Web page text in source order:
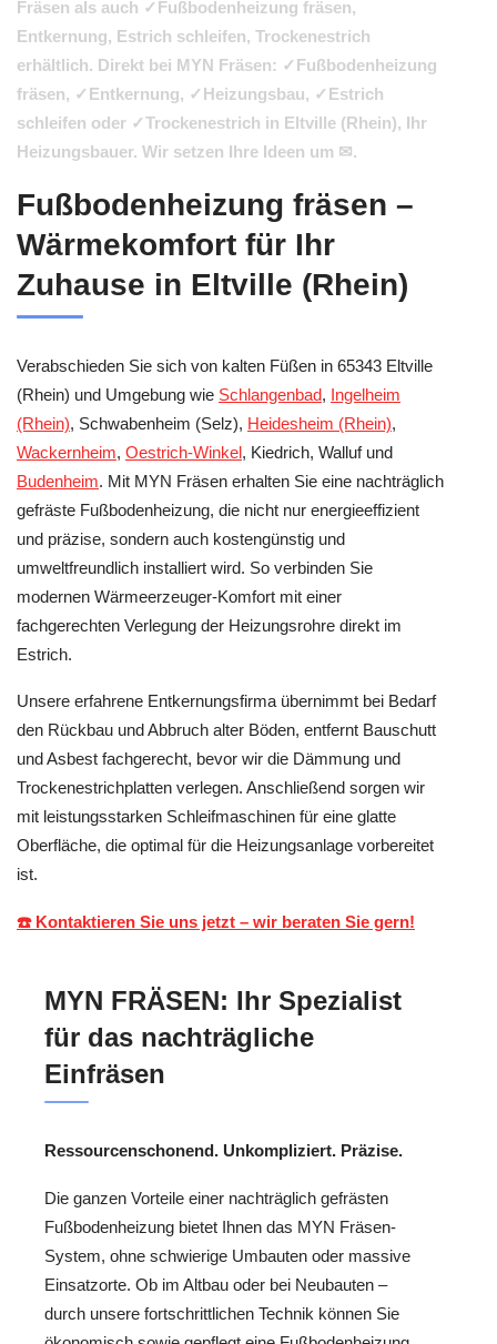
Fräsen als auch ✓Fußbodenheizung fräsen,
Entkernung, Estrich schleifen, Trockenestrich
erhältlich. Direkt bei MYN Fräsen: ✓Fußbodenheizung
fräsen, ✓Entkernung, ✓Heizungsbau, ✓Estrich
schleifen oder ✓Trockenestrich in Eltville (Rhein), Ihr
Heizungsbauer. Wir setzen Ihre Ideen um ✉.
Fußbodenheizung fräsen –
Wärmekomfort für Ihr
Zuhause in Eltville (Rhein)
Verabschieden Sie sich von kalten Füßen in 65343 Eltville
(Rhein) und Umgebung wie Schlangenbad, Ingelheim
(Rhein), Schwabenheim (Selz), Heidesheim (Rhein),
Wackernheim, Oestrich-Winkel, Kiedrich, Walluf und
Budenheim. Mit MYN Fräsen erhalten Sie eine nachträglich
gefräste Fußbodenheizung, die nicht nur energieeffizient
und präzise, sondern auch kostengünstig und
umweltfreundlich installiert wird. So verbinden Sie
modernen Wärmeerzeuger-Komfort mit einer
fachgerechten Verlegung der Heizungsrohre direkt im
Estrich.
Unsere erfahrene Entkernungsfirma übernimmt bei Bedarf
den Rückbau und Abbruch alter Böden, entfernt Bauschutt
und Asbest fachgerecht, bevor wir die Dämmung und
Trockenestrichplatten verlegen. Anschließend sorgen wir
mit leistungsstarken Schleifmaschinen für eine glatte
Oberfläche, die optimal für die Heizungsanlage vorbereitet
ist.
☎️ Kontaktieren Sie uns jetzt – wir beraten Sie gern!
MYN FRÄSEN: Ihr Spezialist
für das nachträgliche
Einfräsen
Ressourcenschonend. Unkompliziert. Präzise.
Die ganzen Vorteile einer nachträglich gefrästen
Fußbodenheizung bietet Ihnen das MYN Fräsen-
System, ohne schwierige Umbauten oder massive
Einsatzorte. Ob im Altbau oder bei Neubauten –
durch unsere fortschrittlichen Technik können Sie